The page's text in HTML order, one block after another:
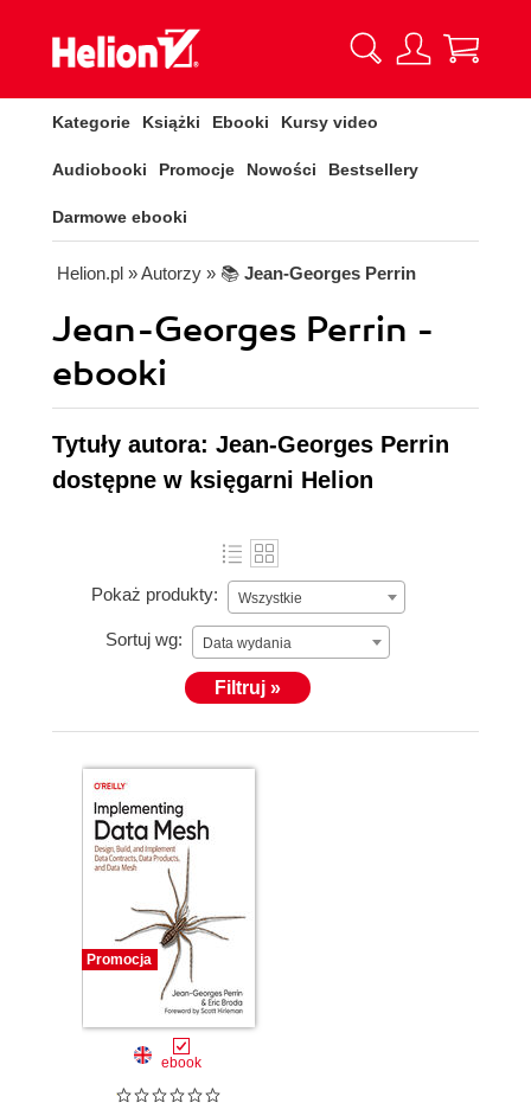
Kategorie Książki Ebooki Kursy video
Audiobooki Promocje Nowości Bestsellery
Darmowe ebooki
Helion.pl » Autorzy » 📚 Jean-Georges Perrin
Jean-Georges Perrin -
ebooki
Tytuły autora: Jean-Georges Perrin
dostępne w księgarni Helion
Pokaż produkty: Wszystkie
Sortuj wg: Data wydania
Filtruj »
Promocja
ebook